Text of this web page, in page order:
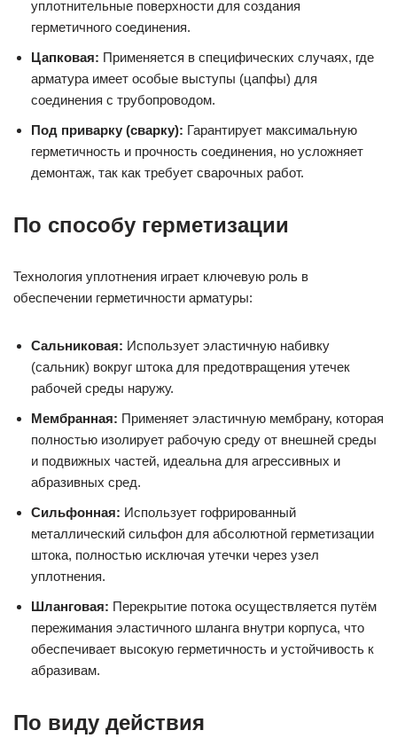
уплотнительные поверхности для создания
герметичного соединения.
Цапковая: Применяется в специфических случаях, где
арматура имеет особые выступы (цапфы) для
соединения с трубопроводом.
Под приварку (сварку): Гарантирует максимальную
герметичность и прочность соединения, но усложняет
демонтаж, так как требует сварочных работ.
По способу герметизации
Технология уплотнения играет ключевую роль в
обеспечении герметичности арматуры:
Сальниковая: Использует эластичную набивку
(сальник) вокруг штока для предотвращения утечек
рабочей среды наружу.
Мембранная: Применяет эластичную мембрану, которая
полностью изолирует рабочую среду от внешней среды
и подвижных частей, идеальна для агрессивных и
абразивных сред.
Сильфонная: Использует гофрированный
металлический сильфон для абсолютной герметизации
штока, полностью исключая утечки через узел
уплотнения.
Шланговая: Перекрытие потока осуществляется путём
пережимания эластичного шланга внутри корпуса, что
обеспечивает высокую герметичность и устойчивость к
абразивам.
По виду действия